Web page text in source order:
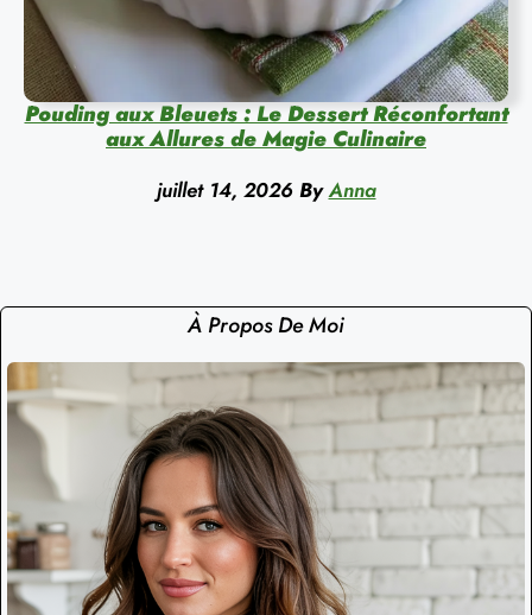
Pouding aux Bleuets : Le Dessert Réconfortant
aux Allures de Magie Culinaire
juillet 14, 2026 By Anna
À Propos De Moi